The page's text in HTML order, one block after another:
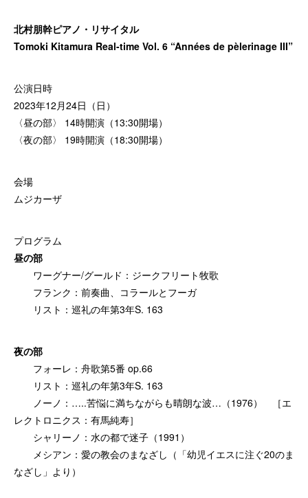
北村朋幹ピアノ・リサイタル
Tomoki Kitamura Real-time Vol. 6 “Années de pèlerinage III”
公演日時
2023年12月24日（日）
〈昼の部〉 14時開演（13:30開場）
〈夜の部〉 19時開演（18:30開場）
会場
ムジカーザ
プログラム
昼の部
ワーグナー/グールド：ジークフリート牧歌
フランク：前奏曲、コラールとフーガ
リスト：巡礼の年第3年S. 163
夜の部
フォーレ：舟歌第5番 op.66
リスト：巡礼の年第3年S. 163
ノーノ：…..苦悩に満ちながらも晴朗な波…（1976） ［エ
レクトロニクス：有馬純寿］
シャリーノ：水の都で迷子（1991）
メシアン：愛の教会のまなざし（「幼児イエスに注ぐ20のま
なざし」より）